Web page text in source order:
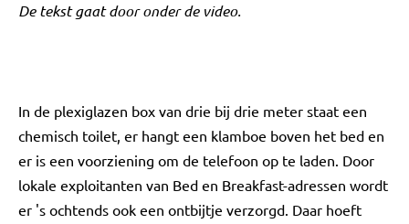
De tekst gaat door onder de video.
In de plexiglazen box van drie bij drie meter staat een
chemisch toilet, er hangt een klamboe boven het bed en
er is een voorziening om de telefoon op te laden. Door
lokale exploitanten van Bed en Breakfast-adressen wordt
er 's ochtends ook een ontbijtje verzorgd. Daar hoeft